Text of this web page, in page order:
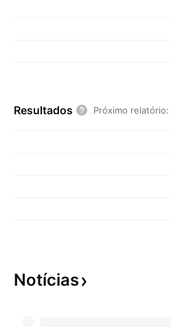
Resultados Próximo relatório:
Notícias